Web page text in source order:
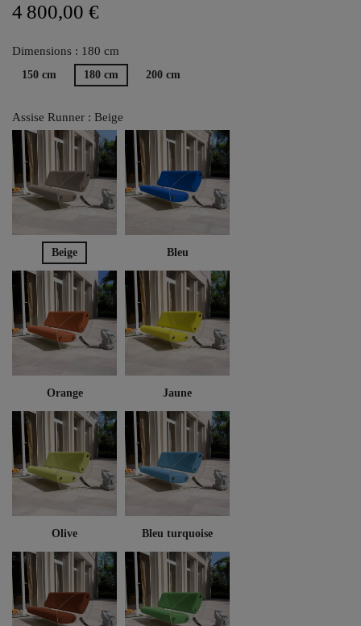
4 800,00 €
Dimensions : 180 cm
150 cm 180 cm 200 cm
Assise Runner : Beige
Beige Bleu
Orange Jaune
Olive Bleu turquoise